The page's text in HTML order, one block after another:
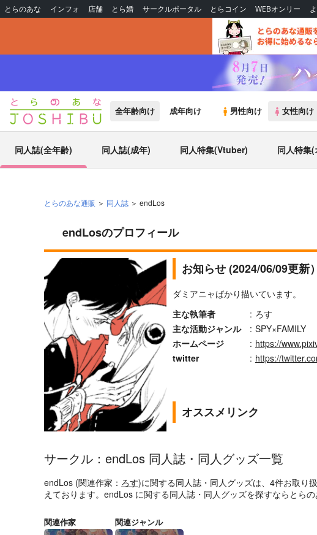
とらのあな インフォ 店舗 とら婚 サークルポータル とらコイン WEBオンリー
全年齢向け 成年向け 男性向け 女性向け
同人誌(全年齢) 同人誌(成年) 同人特集(Vtuber) 同人特集
とらのあな通販 同人誌 endLos
endLosのプロフィール
お知らせ (2024/06/09更新）
ダミアニャばかり描いています。
主な執筆者
: ろす
主な活動ジャンル
: SPY×FAMILY
ホームページ
: https://
twitter
: https://
オススメリンク
サークル：endLos 同人誌・同人グッズ一覧
endLos (関連作家： ろす)に関する同人誌・同人グッズは、4件お取り
えております。endLos に関する同人誌・同人グッズを探すならとらの
関連作家 関連ジャンル